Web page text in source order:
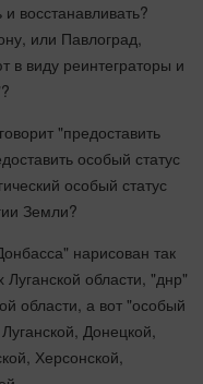
восстанавливать?
или Павлоград,
в виду реинтеграторы и
"предоставить
особый статус
особый статус
Земли?
нарисован так
области, "днр"
области, а вот "особый
Донецкой,
Херсонской,